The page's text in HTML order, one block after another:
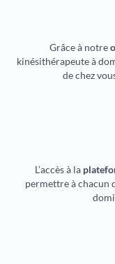
Grâce à notre
kinésithérapeute à
de chez
L’accès à la
permettre à chacun